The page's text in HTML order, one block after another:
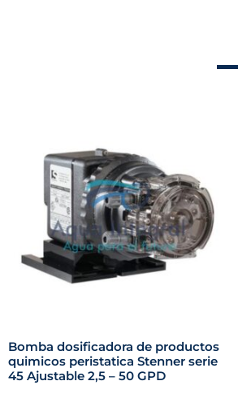
Bomba dosificadora de productos
quimicos peristatica Stenner serie
45 Ajustable 2,5 – 50 GPD